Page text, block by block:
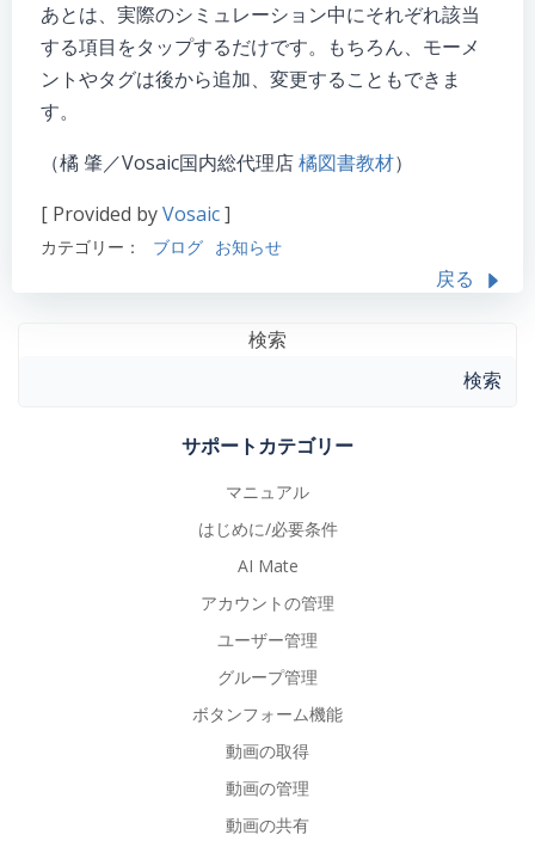
あとは、実際のシミュレーション中にそれぞれ該当
する項目をタップするだけです。もちろん、モーメ
ントやタグは後から追加、変更することもできま
す。
（橘 肇／Vosaic国内総代理店橘図書教材）
[ Provided byVosaic]
カテゴリー： ブログ お知らせ
戻る
検索
検索
サポートカテゴリー
マニュアル
はじめに/必要条件
AI Mate
アカウントの管理
ユーザー管理
グループ管理
ボタンフォーム機能
動画の取得
動画の管理
動画の共有